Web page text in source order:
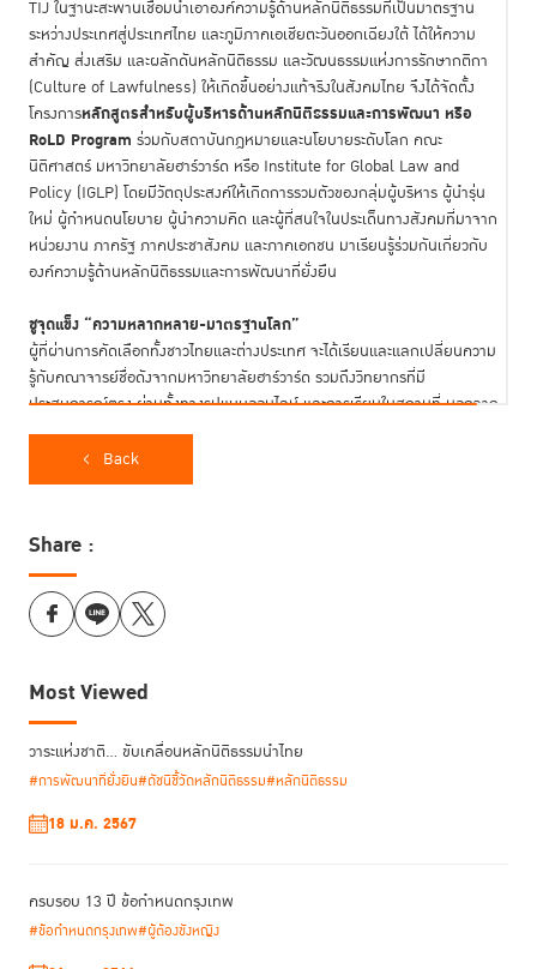
TIJ ในฐานะสะพานเชื่อมนำเอาองค์ความรู้ด้านหลักนิติธรรมที่เป็นมาตรฐาน
ระหว่างประเทศสู่ประเทศไทย และภูมิภาคเอเชียตะวันออกเฉียงใต้ ได้ให้ความ
สำคัญ ส่งเสริม และผลักดันหลักนิติธรรม และวัฒนธรรมแห่งการรักษากติกา
(Culture of Lawfulness) ให้เกิดขึ้นอย่างแท้จริงในสังคมไทย จึงได้จัดตั้ง
โครงการหลักสูตรสำหรับผู้บริหารด้านหลักนิติธรรมและการพัฒนา หรือ
RoLD Program ร่วมกับสถาบันกฎหมายและนโยบายระดับโลก คณะ
นิติศาสตร์ มหาวิทยาลัยฮาร์วาร์ด หรือ Institute for Global Law and
Policy (IGLP) โดยมีวัตถุประสงค์ให้เกิดการรวมตัวของกลุ่มผู้บริหาร ผู้นำรุ่น
ใหม่ ผู้กำหนดนโยบาย ผู้นำความคิด และผู้ที่สนใจในประเด็นทางสังคมที่มาจาก
หน่วยงาน ภาครัฐ ภาคประชาสังคม และภาคเอกชน มาเรียนรู้ร่วมกันเกี่ยวกับ
องค์ความรู้ด้านหลักนิติธรรมและการพัฒนาที่ยั่งยืน
ชูจุดแข็ง “ความหลากหลาย-มาตรฐานโลก”
ผู้ที่ผ่านการคัดเลือกทั้งชาวไทยและต่างประเทศ จะได้เรียนและแลกเปลี่ยนความ
รู้กับคณาจารย์ชื่อดังจากมหาวิทยาลัยฮาร์วาร์ด รวมถึงวิทยากรที่มี
ประสบการณ์ตรง ผ่านทั้งทางรูปแบบออนไลน์ และการเรียนในสถานที่ นอกจาก
นี้ ยังได้ทั้งเครือข่ายระดับผู้นำหลากหลายสาขาวิชาชีพ องค์ความรู้ที่ทันสมัย
แนวคิดใหม่ๆ จากหลักสูตร เพื่อนำไปปรับใช้ในองค์กร โดยหลักสูตรจะเริ่มขึ้น
ตั้งแต่เดือนธันวาคม 2563 – มิถุนายน 2564
การบรรยายพิเศษ “Special Lecture Series” เพื่อเรียนรู้จากวิทยากรที่
นโยบาย กฎหมาย และแนวปฏิบัติทั้งในระดับประเทศและสากล เพื่อนำไปสู่
การพัฒนาที่ยั่งยืน
การอภิปรายนานาชาติรูปแบบออนไลน์ “Global Webinar Series” นำ
ความรู้ในด้านการพัฒนาและผลกระทบที่เกี่ยวข้องทางสังคม ในประเด็น
ความท้าทายหลังสภาวะวิกฤตโควิด-19 เช่น Comparative regulatory
responses, Social justice, poverty and inequality, Criminal
justice reform, Labor, education and the future of work, และ
การเรียนการสอนรูปแบบ “The Problem Labs: Executive Future
เข้าถึงกระบวนการยุติธรรม (Access to Justice) 2. ความรุนแรงทาง
เพศ (Gender-based Violence) 3. การฟื้นฟูแก้ไขผู้กระทำผิดกลับสู่
Back
Share :
Most Viewed
วาระแห่งชาติ… ขับเคลื่อนหลักนิติธรรมนำไทย
#การพัฒนาที่ยั่งยืน#ดัชนีชี้วัดหลักนิติธรรม#หลักนิติธรรม
18 ม.ค. 2567
ครบรอบ 13 ปี ข้อกำหนดกรุงเทพ
#ข้อกำหนดกรุงเทพ#ผู้ต้องขังหญิง